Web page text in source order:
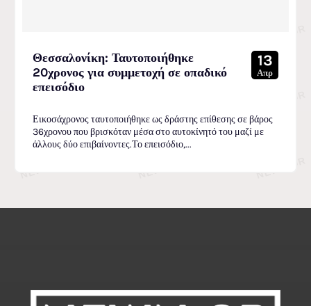
Θεσσαλονίκη: Ταυτοποιήθηκε
20χρονος για συμμετοχή σε οπαδικό
επεισόδιο
13
Απρ
Εικοσάχρονος ταυτοποιήθηκε ως δράστης επίθεσης σε βάρος
36χρονου που βρισκόταν μέσα στο αυτοκίνητό του μαζί με
άλλους δύο επιβαίνοντες.Το επεισόδιο,...